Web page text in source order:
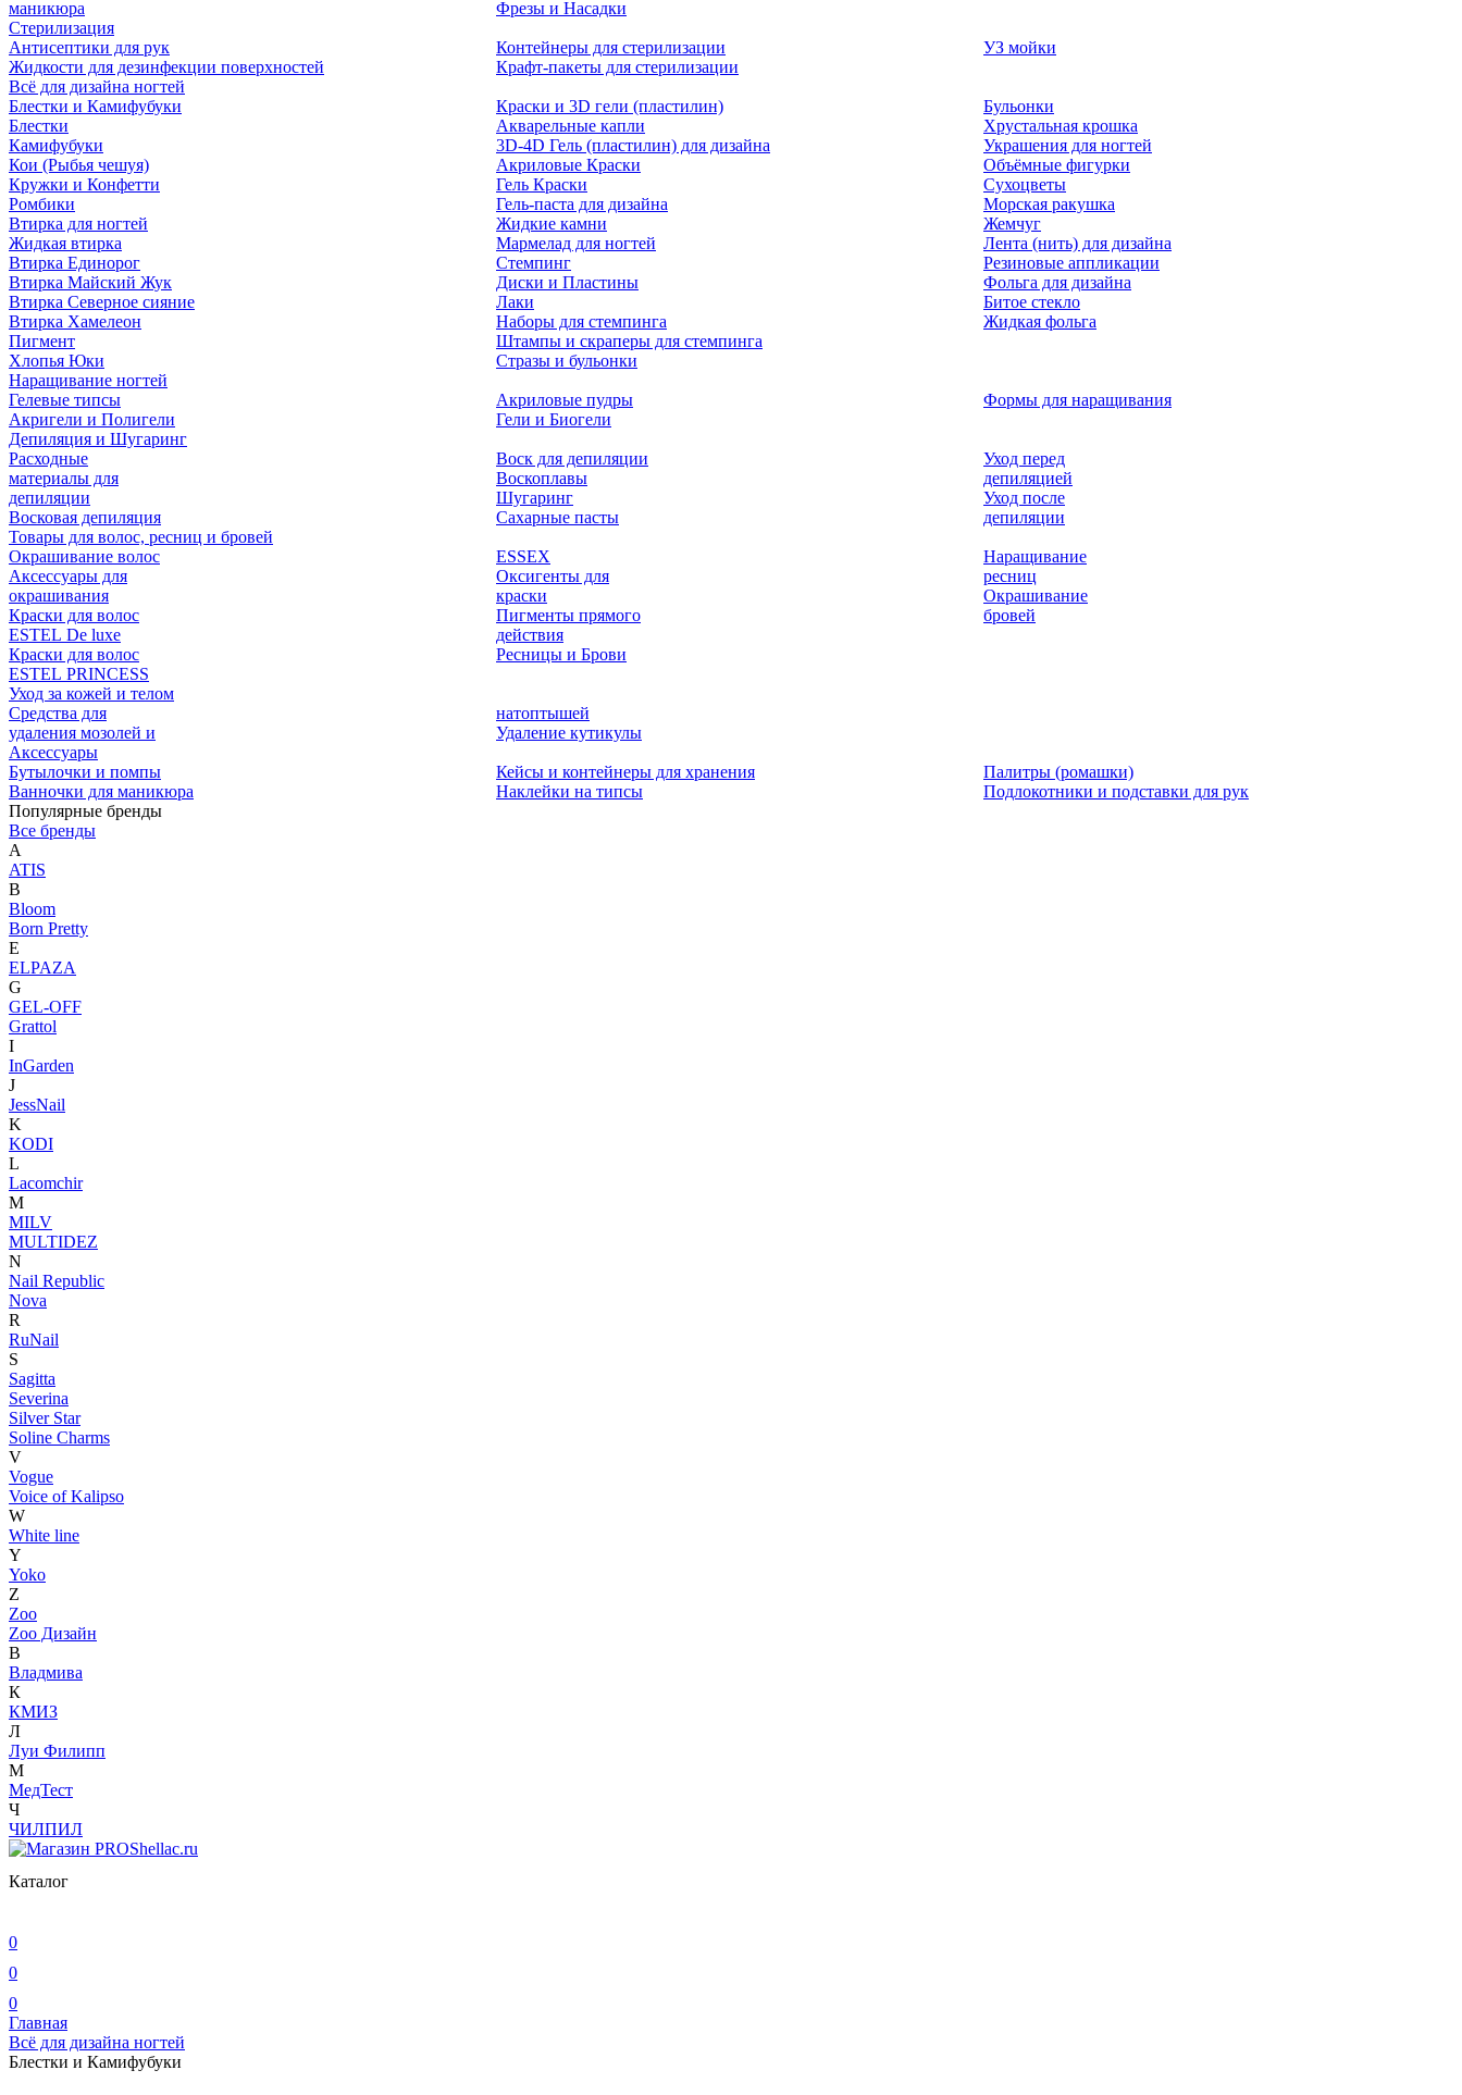
маникюра
Фрезы и Насадки
Стерилизация
Антисептики для рук
Жидкости для дезинфекции поверхностей
Контейнеры для стерилизации
Крафт-пакеты для стерилизации
УЗ мойки
Всё для дизайна ногтей
Блестки и Камифубуки
Блестки
Камифубуки
Кои (Рыбья чешуя)
Кружки и Конфетти
Ромбики
Втирка для ногтей
Жидкая втирка
Втирка Единорог
Втирка Майский Жук
Втирка Северное сияние
Втирка Хамелеон
Пигмент
Хлопья Юки
Краски и 3D гели (пластилин)
Акварельные капли
3D-4D Гель (пластилин) для дизайна
Акриловые Краски
Гель Краски
Гель-паста для дизайна
Жидкие камни
Мармелад для ногтей
Стемпинг
Диски и Пластины
Лаки
Наборы для стемпинга
Штампы и скраперы для стемпинга
Стразы и бульонки
Бульонки
Хрустальная крошка
Украшения для ногтей
Объёмные фигурки
Сухоцветы
Морская ракушка
Жемчуг
Лента (нить) для дизайна
Резиновые аппликации
Фольга для дизайна
Битое стекло
Жидкая фольга
Наращивание ногтей
Гелевые типсы
Акригели и Полигели
Акриловые пудры
Гели и Биогели
Формы для наращивания
Депиляция и Шугаринг
Расходные
материалы для
депиляции
Восковая депиляция
Воск для депиляции
Воскоплавы
Шугаринг
Сахарные пасты
Уход перед
депиляцией
Уход после
депиляции
Товары для волос, ресниц и бровей
Окрашивание волос
Аксессуары для
окрашивания
Краски для волос
ESTEL De luxe
Краски для волос
ESTEL PRINCESS
ESSEX
Оксигенты для
краски
Пигменты прямого
действия
Ресницы и Брови
Наращивание
ресниц
Окрашивание
бровей
Уход за кожей и телом
Средства для
удаления мозолей и
натоптышей
Удаление кутикулы
Аксессуары
Бутылочки и помпы
Ванночки для маникюра
Кейсы и контейнеры для хранения
Наклейки на типсы
Палитры (ромашки)
Подлокотники и подставки для рук
Популярные бренды
Все бренды
A
ATIS
B
Bloom
Born Pretty
E
ELPAZA
G
GEL-OFF
Grattol
I
InGarden
J
JessNail
K
KODI
L
Lacomchir
M
MILV
MULTIDEZ
N
Nail Republic
Nova
R
RuNail
S
Sagitta
Severina
Silver Star
Soline Charms
V
Vogue
Voice of Kalipso
W
White line
Y
Yoko
Z
Zoo
Zoo Дизайн
В
Владмива
К
КМИЗ
Л
Луи Филипп
М
МедТест
Ч
ЧИЛПИЛ
Каталог
0
0
0
Главная
Всё для дизайна ногтей
Блестки и Камифубуки